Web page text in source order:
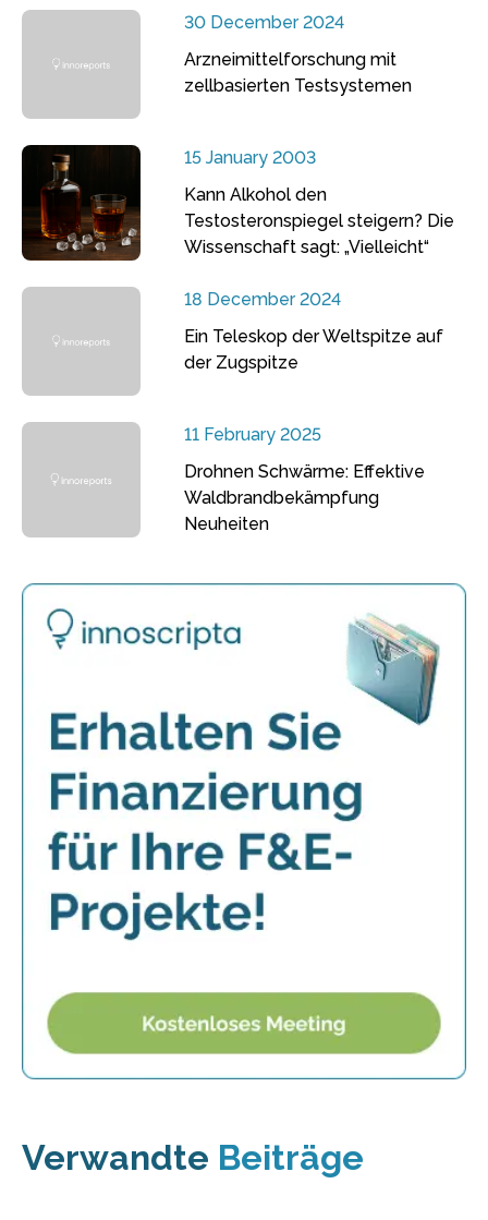
30 December 2024
Arzneimittelforschung mit
zellbasierten Testsystemen
15 January 2003
Kann Alkohol den
Testosteronspiegel steigern? Die
Wissenschaft sagt: „Vielleicht“
18 December 2024
Ein Teleskop der Weltspitze auf
der Zugspitze
11 February 2025
Drohnen Schwärme: Effektive
Waldbrandbekämpfung
Neuheiten
Verwandte Beiträge